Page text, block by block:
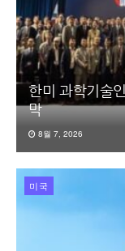
한미 과학기술
막
8월 7, 2026
미국